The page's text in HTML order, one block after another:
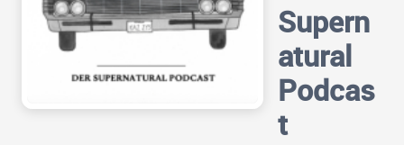
Supern
atural
Podcas
t